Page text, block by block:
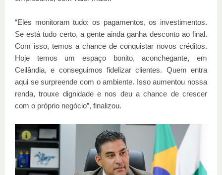
“Eles monitoram tudo: os pagamentos, os investimentos.
Se está tudo certo, a gente ainda ganha desconto ao final.
Com isso, temos a chance de conquistar novos créditos.
Hoje temos um espaço bonito, aconchegante, em
Ceilândia, e conseguimos fidelizar clientes. Quem entra
aqui se surpreende com o ambiente. Isso aumentou nossa
renda, trouxe dignidade e nos deu a chance de crescer
com o próprio negócio”, finalizou.